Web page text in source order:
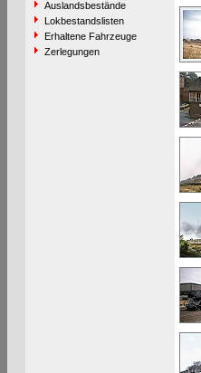
Auslandsbestände
Lokbestandslisten
Erhaltene Fahrzeuge
Zerlegungen